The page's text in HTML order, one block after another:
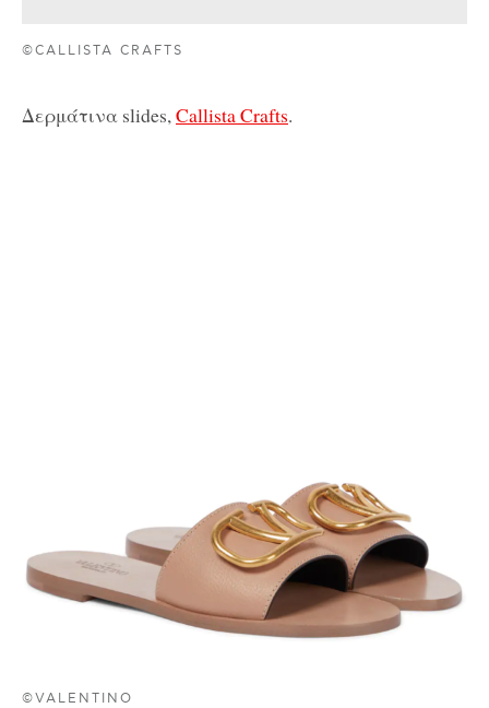
©CALLISTA CRAFTS
Δερμάτινα slides, Callista Crafts.
©VALENTINO